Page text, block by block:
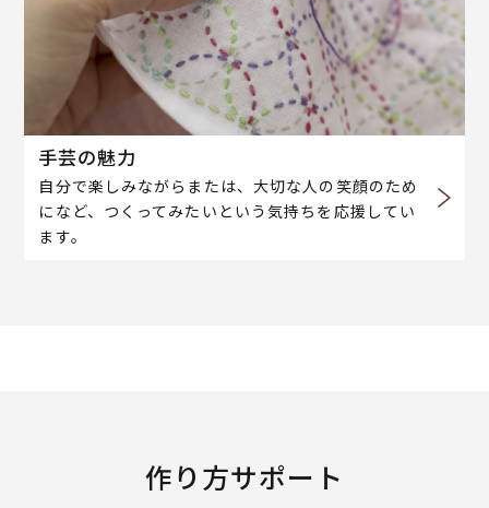
手芸の魅力
自分で楽しみながらまたは、大切な人の笑顔のため
になど、つくってみたいという気持ちを応援してい
ます。
作り方サポート